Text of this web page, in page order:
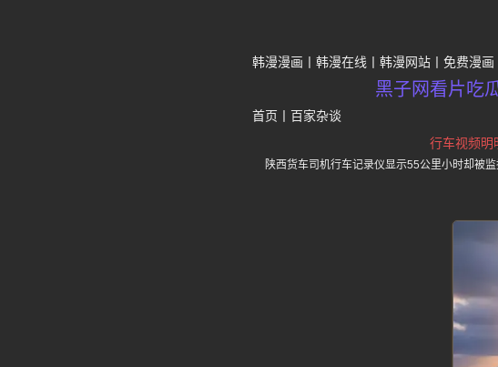
韩漫漫画 韩漫在线 韩漫网站 免费漫画
黑子网看片吃
首页 百家杂谈
行车视频明
陕西货车司机行车记录仪显示55公里小时却被